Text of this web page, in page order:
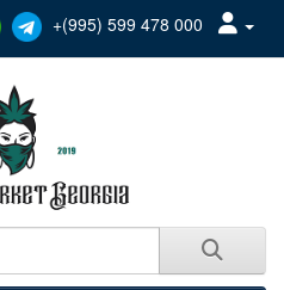
+(995) 599 478 000